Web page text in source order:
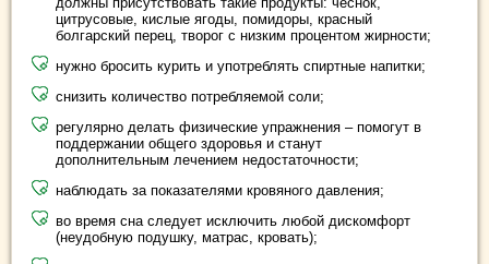
цитрусовые, кислые ягоды, помидоры, красный
болгарский перец, творог с низким процентом жирности;
нужно бросить курить и употреблять спиртные напитки;
снизить количество потребляемой соли;
регулярно делать физические упражнения – помогут в
поддержании общего здоровья и станут
дополнительным лечением недостаточности;
наблюдать за показателями кровяного давления;
во время сна следует исключить любой дискомфорт
(неудобную подушку, матрас, кровать);